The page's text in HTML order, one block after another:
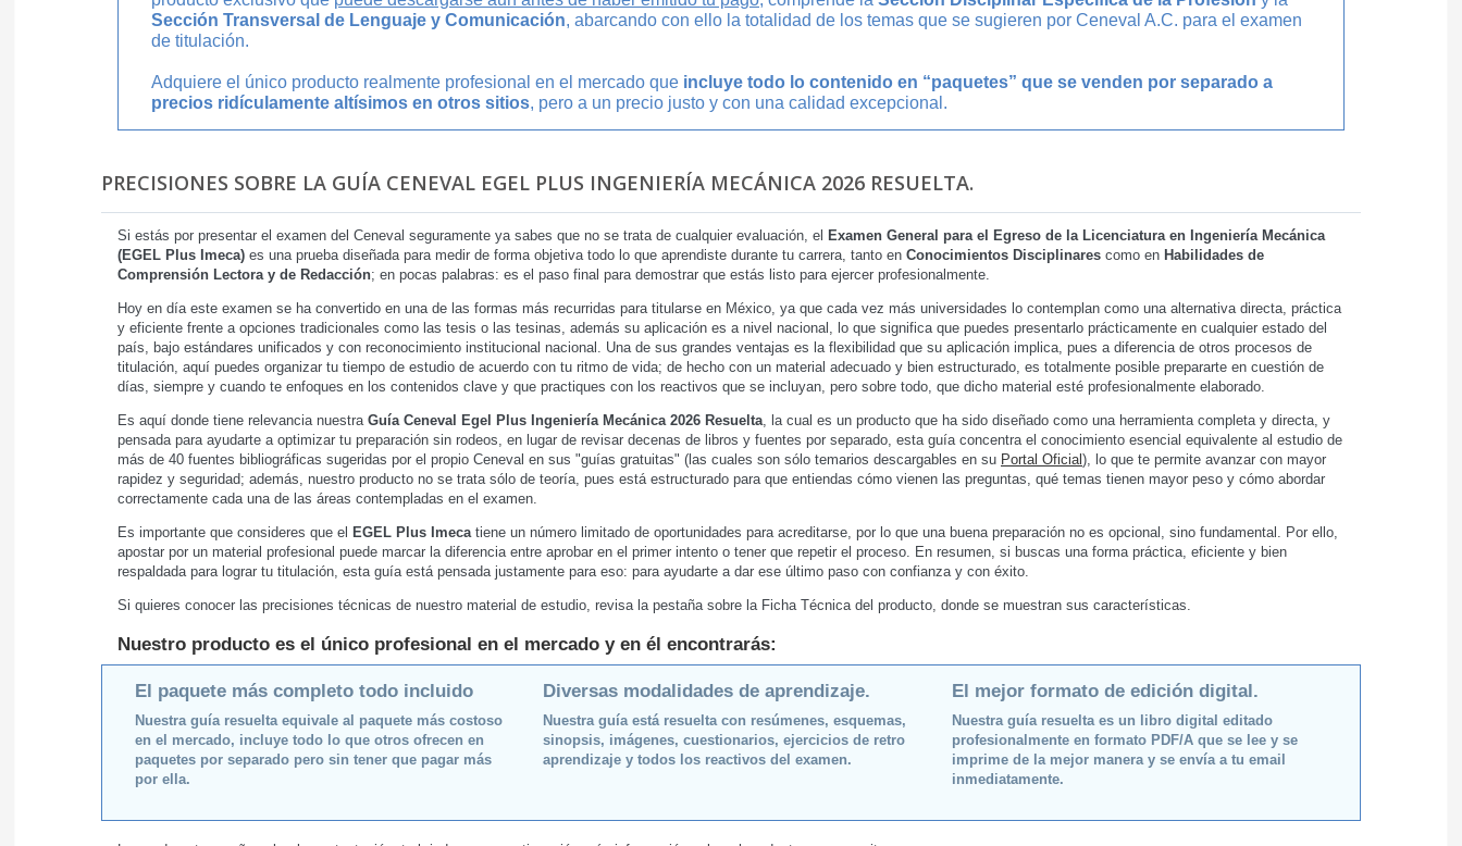
Sección Transversal de Lenguaje y Comunicación, abarcando con ello la totalidad de los temas que se sugieren por Ceneval A.C. para el examen
de titulación.
Adquiere el único producto realmente profesional en el mercado que incluye todo lo contenido en “paquetes” que se venden por separado a
precios ridículamente altísimos en otros sitios, pero a un precio justo y con una calidad excepcional.
PRECISIONES SOBRE LA GUÍA CENEVAL EGEL PLUS INGENIERÍA MECÁNICA 2026 RESUELTA.
Si estás por presentar el examen del Ceneval seguramente ya sabes que no se trata de cualquier evaluación, el Examen General para el Egreso de la Licenciatura en Ingeniería Mecánica
(EGEL Plus Imeca) es una prueba diseñada para medir de forma objetiva todo lo que aprendiste durante tu carrera, tanto en Conocimientos Disciplinares como en Habilidades de
Comprensión Lectora y de Redacción; en pocas palabras: es el paso final para demostrar que estás listo para ejercer profesionalmente.
Hoy en día este examen se ha convertido en una de las formas más recurridas para titularse en México, ya que cada vez más universidades lo contemplan como una alternativa directa, práctica
y eficiente frente a opciones tradicionales como las tesis o las tesinas, además su aplicación es a nivel nacional, lo que significa que puedes presentarlo prácticamente en cualquier estado del
país, bajo estándares unificados y con reconocimiento institucional nacional. Una de sus grandes ventajas es la flexibilidad que su aplicación implica, pues a diferencia de otros procesos de
titulación, aquí puedes organizar tu tiempo de estudio de acuerdo con tu ritmo de vida; de hecho con un material adecuado y bien estructurado, es totalmente posible prepararte en cuestión de
días, siempre y cuando te enfoques en los contenidos clave y que practiques con los reactivos que se incluyan, pero sobre todo, que dicho material esté profesionalmente elaborado.
Es aquí donde tiene relevancia nuestra Guía Ceneval Egel Plus Ingeniería Mecánica 2026 Resuelta, la cual es un producto que ha sido diseñado como una herramienta completa y directa, y
pensada para ayudarte a optimizar tu preparación sin rodeos, en lugar de revisar decenas de libros y fuentes por separado, esta guía concentra el conocimiento esencial equivalente al estudio de
más de 40 fuentes bibliográficas sugeridas por el propio Ceneval en sus "guías gratuitas" (las cuales son sólo temarios descargables en su Portal Oficial), lo que te permite avanzar con mayor
rapidez y seguridad; además, nuestro producto no se trata sólo de teoría, pues está estructurado para que entiendas cómo vienen las preguntas, qué temas tienen mayor peso y cómo abordar
correctamente cada una de las áreas contempladas en el examen.
Es importante que consideres que el EGEL Plus Imecatiene un número limitado de oportunidades para acreditarse, por lo que una buena preparación no es opcional, sino fundamental. Por ello,
apostar por un material profesional puede marcar la diferencia entre aprobar en el primer intento o tener que repetir el proceso. En resumen, si buscas una forma práctica, eficiente y bien
respaldada para lograr tu titulación, esta guía está pensada justamente para eso: para ayudarte a dar ese último paso con confianza y con éxito.
Si quieres conocer las precisiones técnicas de nuestro material de estudio, revisa la pestaña sobre la Ficha Técnica del producto, donde se muestran sus características.
Nuestro producto es el único profesional en el mercado y en él encontrarás:
El paquete más completo todo incluido
Nuestra guía resuelta equivale al paquete más costoso
en el mercado, incluye todo lo que otros ofrecen en
paquetes por separado pero sin tener que pagar más
por ella.
Diversas modalidades de aprendizaje.
Nuestra guía está resuelta con resúmenes, esquemas,
sinopsis, imágenes, cuestionarios, ejercicios de retro
aprendizaje y todos los reactivos del examen.
El mejor formato de edición digital.
Nuestra guía resuelta es un libro digital editado
profesionalmente en formato PDF/A que se lee y se
imprime de la mejor manera y se envía a tu email
inmediatamente.